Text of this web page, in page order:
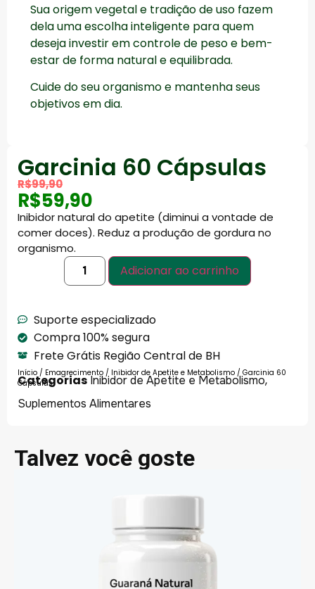
Sua origem vegetal e tradição de uso fazem
dela uma escolha inteligente para quem
deseja investir em controle de peso e bem-
estar de forma natural e equilibrada.
Cuide do seu organismo e mantenha seus
objetivos em dia.
Garcinia 60 Cápsulas
R$99,90
R$59,90
Inibidor natural do apetite (diminui a vontade de
comer doces). Reduz a produção de gordura no
organismo.
Adicionar ao carrinho
Suporte especializado
Compra 100% segura
Frete Grátis Região Central de BH
Início / Emagrecimento / Inibidor de Apetite e Metabolismo / Garcinia 60
Cápsulas
CategoriasInibidor de Apetite e Metabolismo,
Suplementos Alimentares
Talvez você goste